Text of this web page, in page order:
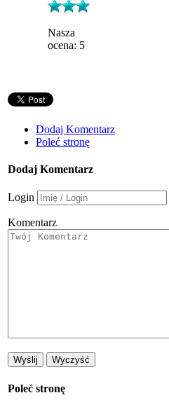
Nasza
ocena: 5
Dodaj Komentarz
Poleć stronę
Dodaj Komentarz
Login
Komentarz
Poleć stronę